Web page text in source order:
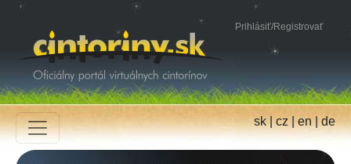
Prihlásiť/Registrovať
sk|cz|en|de